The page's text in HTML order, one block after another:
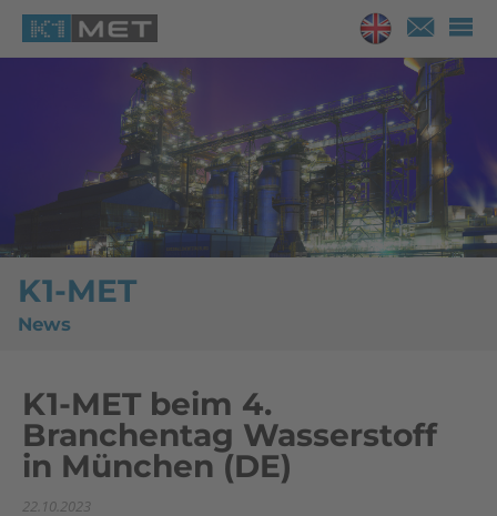
K1-MET
News
K1-MET beim 4.
Branchentag Wasserstoff
in München (DE)
22.10.2023